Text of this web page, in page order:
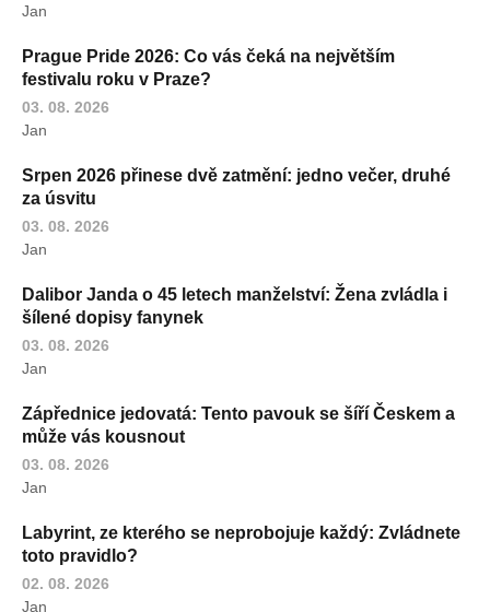
Jan
Prague Pride 2026: Co vás čeká na největším
festivalu roku v Praze?
03. 08. 2026
Jan
Srpen 2026 přinese dvě zatmění: jedno večer, druhé
za úsvitu
03. 08. 2026
Jan
Dalibor Janda o 45 letech manželství: Žena zvládla i
šílené dopisy fanynek
03. 08. 2026
Jan
Zápřednice jedovatá: Tento pavouk se šíří Českem a
může vás kousnout
03. 08. 2026
Jan
Labyrint, ze kterého se neprobojuje každý: Zvládnete
toto pravidlo?
02. 08. 2026
Jan